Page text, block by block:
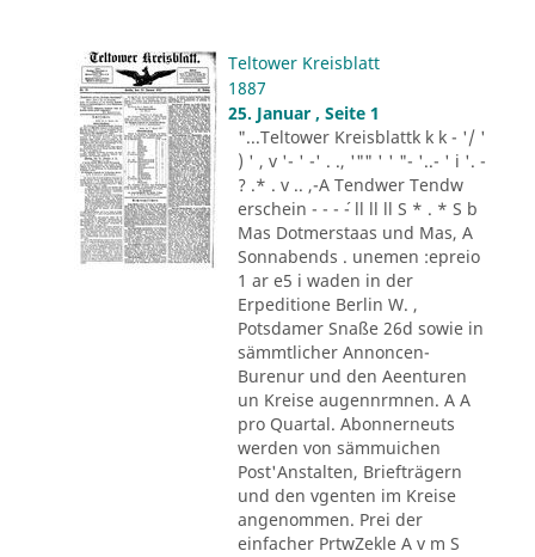
Teltower Kreisblatt
1887
25. Januar , Seite 1
"...Teltower Kreisblattk k k - '/ '
) ' , v '- ' -' . ., '"" ' ' "- '..- ' i '. -
? .* . v .. ,-A Tendwer Tendw
erschein - - - ´- ll ll ll S * . * S b
Mas Dotmerstaas und Mas, A
Sonnabends . unemen :epreio
1 ar e5 i waden in der
Erpeditione Berlin W. ,
Potsdamer Snaße 26d sowie in
sämmtlicher Annoncen-
Burenur und den Aeenturen
un Kreise augennrmnen. A A
pro Quartal. Abonnerneuts
werden von sämmuichen
Post'Anstalten, Briefträgern
und den vgenten im Kreise
angenommen. Prei der
einfacher PrtwZekle A v m S